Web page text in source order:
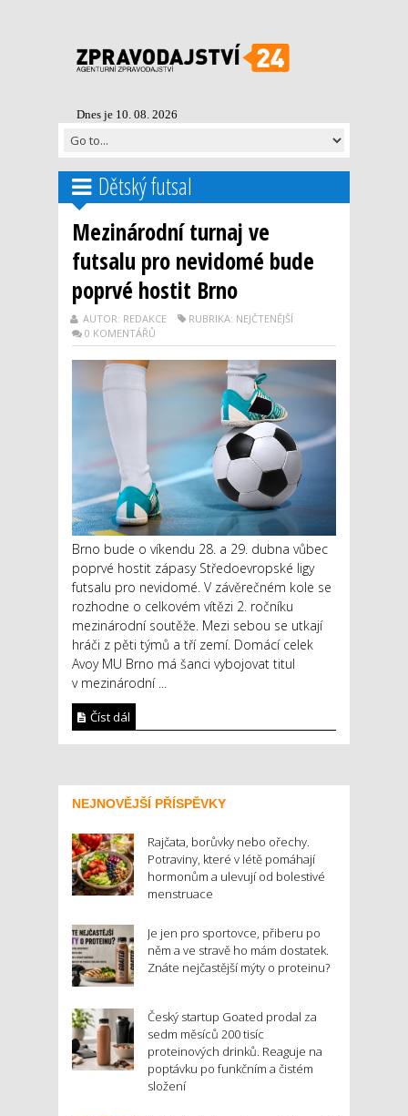
Dnes je 10. 08. 2026
Dětský futsal
Mezinárodní turnaj ve
futsalu pro nevidomé bude
poprvé hostit Brno
AUTOR: REDAKCE
RUBRIKA: NEJČTENĚJŠÍ
0 KOMENTÁŘŮ
Brno bude o víkendu 28. a 29. dubna vůbec
poprvé hostit zápasy Středoevropské ligy
futsalu pro nevidomé. V závěrečném kole se
rozhodne o celkovém vítězi 2. ročníku
mezinárodní soutěže. Mezi sebou se utkají
hráči z pěti týmů a tří zemí. Domácí celek
Avoy MU Brno má šanci vybojovat titul
v mezinárodní ...
Číst dál
NEJNOVĚJŠÍ PŘÍSPĚVKY
Rajčata, borůvky nebo ořechy.
Potraviny, které v létě pomáhají
hormonům a ulevují od bolestivé
menstruace
Je jen pro sportovce, přiberu po
něm a ve stravě ho mám dostatek.
Znáte nejčastější mýty o proteinu?
Český startup Goated prodal za
sedm měsíců 200 tisíc
proteinových drinků. Reaguje na
poptávku po funkčním a čistém
složení